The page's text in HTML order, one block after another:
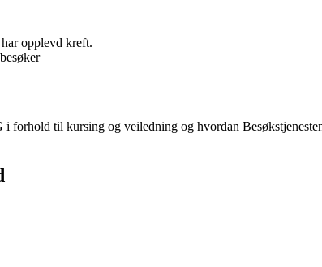
opplevd kreft.
forhold til kursing og veiledning og hvordan